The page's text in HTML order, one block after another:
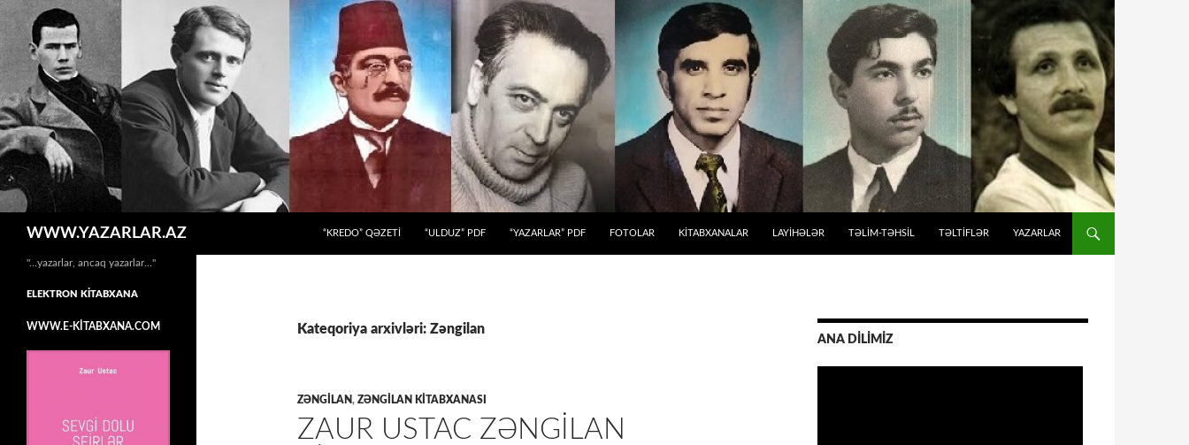
WWW.YAZARLAR.AZ
“KREDO” QƏZETİ
“ULDUZ” PDF “YAZARLAR” PDF FOTOLAR KİTABXANALAR LAYİHƏLƏR TƏLIM-TƏHSIL TƏLTİFLƏR YAZARLAR
Kateqoriya arxivləri: Zəngilan
ZƏNGILAN, ZƏNGILAN KITABXANASI
ZAUR USTAC ZƏNGILAN
ANA DİLİMİZ
"…yazarlar, ancaq yazarlar…"
ELEKTRON KİTABXANA
WWW.E-KİTABXANA.COM